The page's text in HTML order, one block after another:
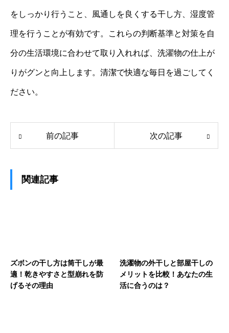
をしっかり行うこと、風通しを良くする干し方、湿度管
理を行うことが有効です。これらの判断基準と対策を自
分の生活環境に合わせて取り入れれば、洗濯物の仕上が
りがグンと向上します。清潔で快適な毎日を過ごしてく
ださい。
前の記事 次の記事
関連記事
ズボンの干し方は筒干しが最
適！乾きやすさと型崩れを防
げるその理由
洗濯物の外干しと部屋干しの
メリットを比較！あなたの生
活に合うのは？